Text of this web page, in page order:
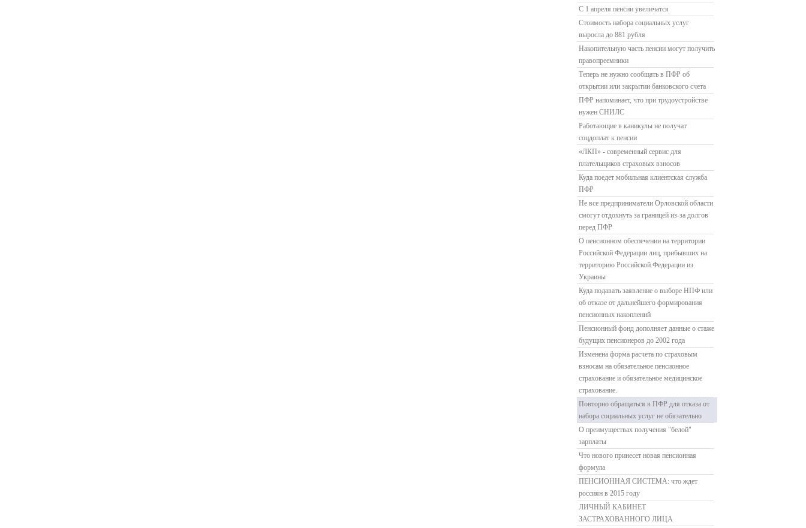
С 1 апреля пенсии увеличатся
Стоимость набора социальных услуг
выросла до 881 рубля
Накопительную часть пенсии могут получить
правопреемники
Теперь не нужно сообщать в ПФР об
открытии или закрытии банковского счета
ПФР напоминает, что при трудоустройстве
нужен СНИЛС
Работающие в каникулы не получат
соцдоплат к пенсии
«ЛКП» - современный сервис для
плательщиков страховых взносов
Куда поедет мобильная клиентская служба
ПФР
Не все предприниматели Орловской области
смогут отдохнуть за границей из-за долгов
перед ПФР
О пенсионном обеспечении на территории
Российской Федерации лиц, прибывших на
территорию Российской Федерации из
Украины
Куда подавать заявление о выборе НПФ или
об отказе от дальнейшего формирования
пенсионных накоплений
Пенсионный фонд дополняет данные о стаже
будущих пенсионеров до 2002 года
Изменена форма расчета по страховым
взносам на обязательное пенсионное
страхование и обязательное медицинское
страхование.
Повторно обращаться в ПФР для отказа от
набора социальных услуг не обязательно
О преимуществах получения "белой"
зарплаты
Что нового принесет новая пенсионная
формула
ПЕНСИОННАЯ СИСТЕМА: что ждет
россиян в 2015 году
ЛИЧНЫЙ КАБИНЕТ
ЗАСТРАХОВАННОГО ЛИЦА